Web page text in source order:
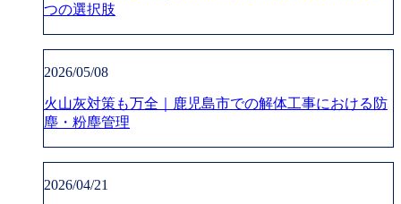
つの選択肢
2026/05/08
火山灰対策も万全｜鹿児島市での解体工事における防
塵・粉塵管理
2026/04/21